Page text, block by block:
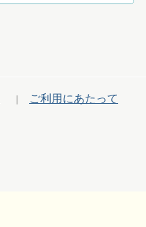
ご利用にあたって